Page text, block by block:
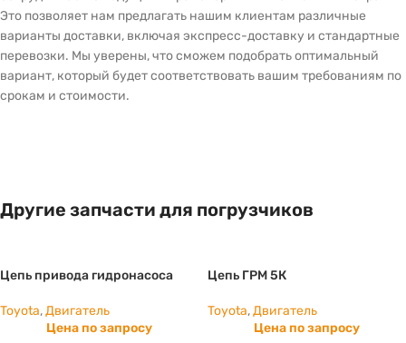
Это позволяет нам предлагать нашим клиентам различные
варианты доставки, включая экспресс-доставку и стандартные
перевозки. Мы уверены, что сможем подобрать оптимальный
вариант, который будет соответствовать вашим требованиям по
срокам и стоимости.
Другие запчасти для погрузчиков
Цепь привода гидронасоса
Toyota,Двигатель
Цена по запросу
Цепь ГРМ 5К
Toyota,Двигатель
Цена по запросу